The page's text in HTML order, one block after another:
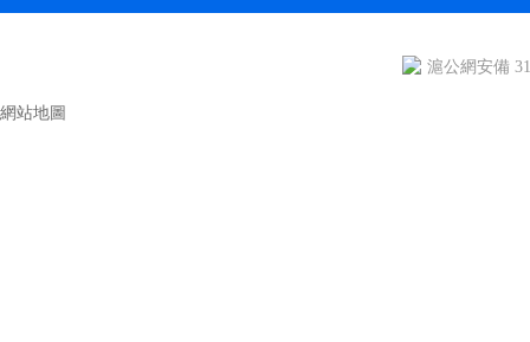
滬公網安備
網站地圖